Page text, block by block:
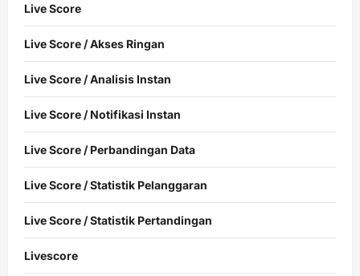
Live Score
Live Score / Akses Ringan
Live Score / Analisis Instan
Live Score / Notifikasi Instan
Live Score / Perbandingan Data
Live Score / Statistik Pelanggaran
Live Score / Statistik Pertandingan
Livescore